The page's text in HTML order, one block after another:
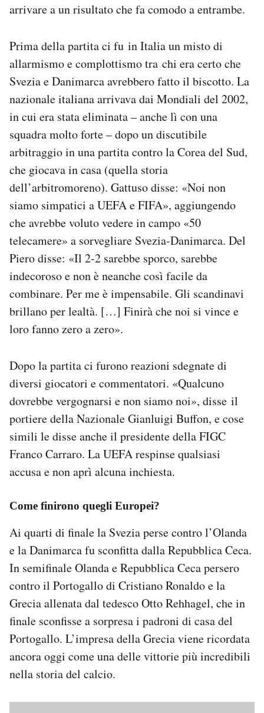
arrivare a un risultato che fa comodo a entrambe.
Prima della partita ci fu in Italia un misto di
allarmismo e complottismo tra chi era certo che
Svezia e Danimarca avrebbero fatto il biscotto. La
nazionale italiana arrivava dai Mondiali del 2002,
in cui era stata eliminata – anche lì con una
squadra molto forte – dopo un discutibile
arbitraggio in una partita contro la Corea del Sud,
che giocava in casa (quella storia
dell’arbitromoreno). Gattuso disse: «Noi non
siamo simpatici a UEFA e FIFA», aggiungendo
che avrebbe voluto vedere in campo «50
telecamere» a sorvegliare Svezia-Danimarca. Del
Piero disse: «Il 2-2 sarebbe sporco, sarebbe
indecoroso e non è neanche così facile da
combinare. Per me è impensabile. Gli scandinavi
brillano per lealtà. […] Finirà che noi si vince e
loro fanno zero a zero».
Dopo la partita ci furono reazioni sdegnate di
diversi giocatori e commentatori. «Qualcuno
dovrebbe vergognarsi e non siamo noi», disse il
portiere della Nazionale Gianluigi Buffon, e cose
simili le disse anche il presidente della FIGC
Franco Carraro. La UEFA respinse qualsiasi
accusa e non aprì alcuna inchiesta.
Come finirono quegli Europei?
Ai quarti di finale la Svezia perse contro l’Olanda
e la Danimarca fu sconfitta dalla Repubblica Ceca.
In semifinale Olanda e Repubblica Ceca persero
contro il Portogallo di Cristiano Ronaldo e la
Grecia allenata dal tedesco Otto Rehhagel, che in
finale sconfisse a sorpresa i padroni di casa del
Portogallo. L’impresa della Grecia viene ricordata
ancora oggi come una delle vittorie più incredibili
nella storia del calcio.